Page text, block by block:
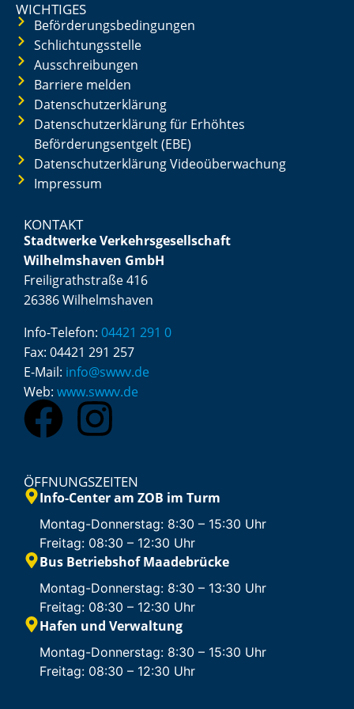
WICHTIGES
Beförderungsbedingungen
Schlichtungsstelle
Ausschreibungen
Barriere melden
Datenschutzerklärung
Datenschutzerklärung für Erhöhtes
Beförderungsentgelt (EBE)
Datenschutzerklärung Videoüberwachung
Impressum
KONTAKT
Stadtwerke Verkehrsgesellschaft
Wilhelmshaven GmbH
Freiligrathstraße 416
26386 Wilhelmshaven
Info-Telefon: 04421 291 0
Fax: 04421 291 257
E-Mail: info@swwv.de
Web: www.swwv.de
ÖFFNUNGSZEITEN
Info-Center am ZOB im Turm
Montag-Donnerstag: 8:30 – 15:30 Uhr
Freitag: 08:30 – 12:30 Uhr
Bus Betriebshof Maadebrücke
Montag-Donnerstag: 8:30 – 13:30 Uhr
Freitag: 08:30 – 12:30 Uhr
Hafen und Verwaltung
Montag-Donnerstag: 8:30 – 15:30 Uhr
Freitag: 08:30 – 12:30 Uhr